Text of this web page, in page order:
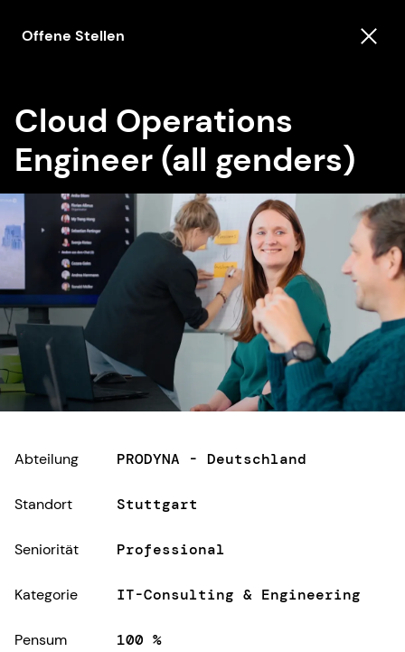
Offene Stellen
Cloud Operations
Engineer (all genders)
Abteilung PRODYNA - Deutschland
Standort Stuttgart
Seniorität Professional
Kategorie IT-Consulting & Engineering
Pensum 100 %